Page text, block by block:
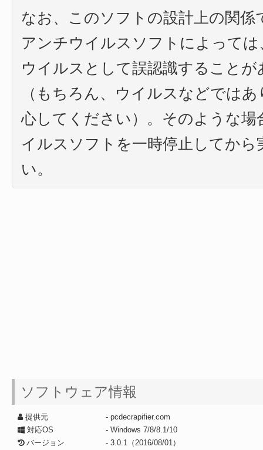
なお、このソフトの設計上の関係
アンチウイルスソフトによって
ウイルスとして誤認識すること
（もちろん、ウイルスなどでは
心してください）。そのような場
イルスソフトを一時停止してから
い。
ソフトウェア情報
提供元
- pcdecrapifier.com
対応OS
- Windows 7/8/8.1/10
バージョン
- 3.0.1（2016/08/01）